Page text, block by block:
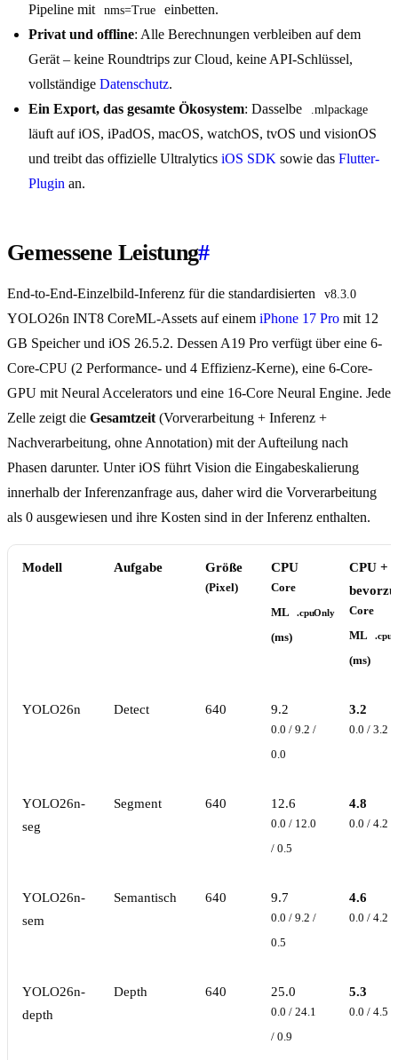
Pipeline mit nms=True
einbetten.
Privat und offline: Alle Berechnungen verbleiben auf dem
Gerät – keine Roundtrips zur Cloud, keine API-Schlüssel,
vollständige Datenschutz.
Ein Export, das gesamte Ökosystem: Dasselbe .mlpackage
läuft auf iOS, iPadOS, macOS, watchOS, tvOS und visionOS
und treibt das offizielle Ultralytics iOS SDK sowie das Flutter-
Plugin an.
Gemessene Leistung#
End-to-End-Einzelbild-Inferenz für die standardisierten v8.3.0
YOLO26n INT8 CoreML-Assets auf einem iPhone 17 Pro mit 12
GB Speicher und iOS 26.5.2. Dessen A19 Pro verfügt über eine 6-
Core-CPU (2 Performance- und 4 Effizienz-Kerne), eine 6-Core-
GPU mit Neural Accelerators und eine 16-Core Neural Engine. Jede
Zelle zeigt die Gesamtzeit (Vorverarbeitung + Inferenz +
Nachverarbeitung, ohne Annotation) mit der Aufteilung nach
Phasen darunter. Unter iOS führt Vision die Eingabeskalierung
innerhalb der Inferenzanfrage aus, daher wird die Vorverarbeitung
als 0 ausgewiesen und ihre Kosten sind in der Inferenz enthalten.
Modell Aufgabe Größe
(Pixel)
CPU
Core
ML
.cpuOnly
(ms)
CPU +
Core
ML
(ms)
YOLO26n Detect 640 9.2
0.0 / 9.2 /
0.0
3.2
0.0 / 3.2 /
YOLO26n-
seg
Segment 640 12.6
0.0 / 12.0
/ 0.5
4.8
0.0 / 4.2 /
YOLO26n-
sem
Semantisch 640 9.7
0.0 / 9.2 /
0.5
4.6
0.0 / 4.2 /
YOLO26n-
depth
Depth 640 25.0
0.0 / 24.1
/ 0.9
5.3
0.0 / 4.5 /